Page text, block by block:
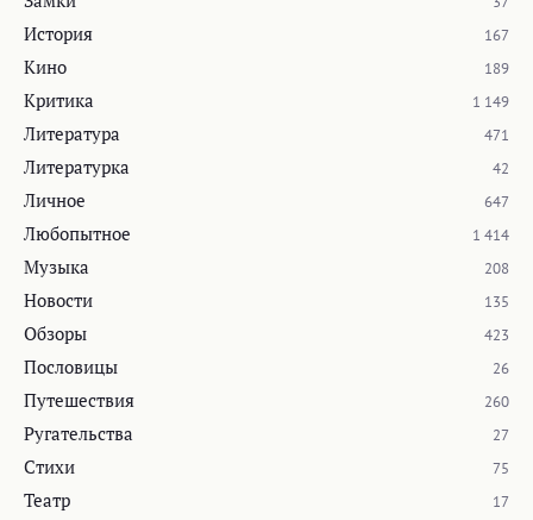
История 167
Кино 189
Критика 1 149
Литература 471
Литературка 42
Личное 647
Любопытное 1 414
Музыка 208
Новости 135
Обзоры 423
Пословицы 26
Путешествия 260
Ругательства 27
Стихи 75
Театр 17